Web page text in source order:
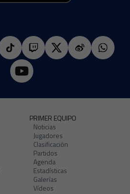
PRIMER EQUIPO
Noticias
Jugadores
Clasificación
Partidos
Agenda
Estadísticas
Galerías
Vídeos